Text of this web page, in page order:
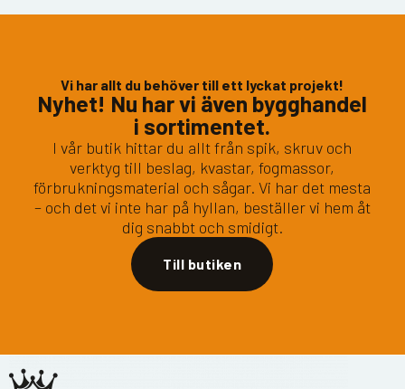
Vi har allt du behöver till ett lyckat projekt!
Nyhet! Nu har vi även bygghandel
i sortimentet.
I vår butik hittar du allt från spik, skruv och
verktyg till beslag, kvastar, fogmassor,
förbrukningsmaterial och sågar. Vi har det mesta
– och det vi inte har på hyllan, beställer vi hem åt
dig snabbt och smidigt.
Till butiken